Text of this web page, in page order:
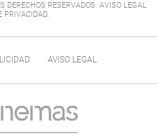
DERECHOS RESERVADOS. AVISO LEGAL
PRIVACIDAD.
AVISO LEGAL